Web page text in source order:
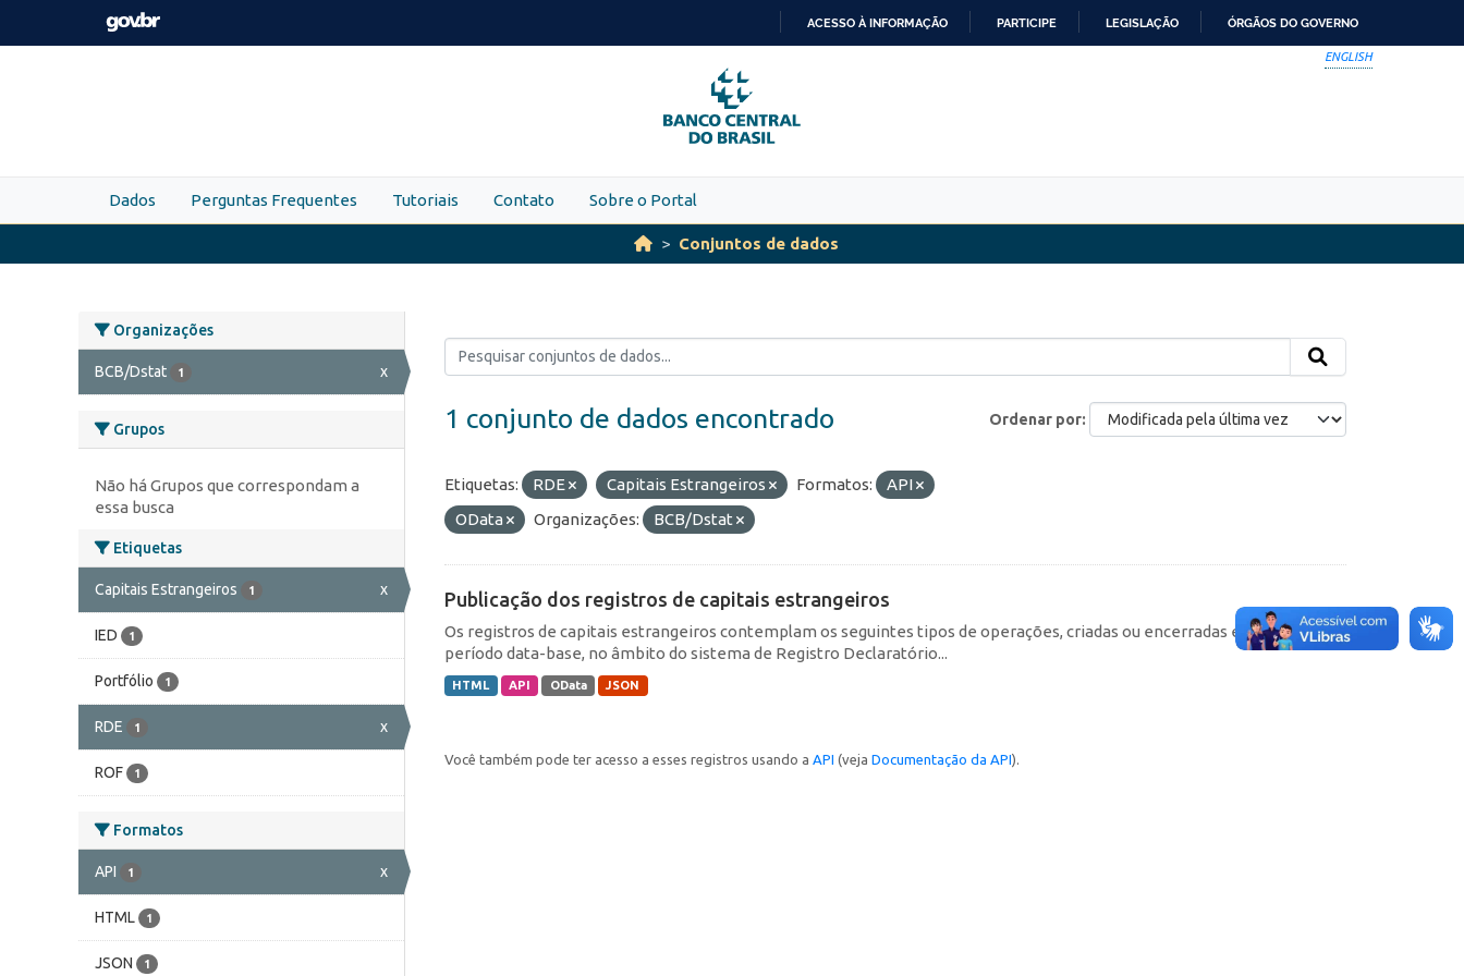
Skip to main content
PARA
O
CONTEÚDO
ACESSO À INFORMAÇÃO PARTICIPE LEGISLAÇÃO ÓRGÃOS DO GOVERNO
ENGLISH
Dados Perguntas Frequentes Tutoriais Contato Sobre o Portal
Conjuntos de dados
Organizações
BCB/Dstat 1 x
Grupos
Não há Grupos que correspondam a
essa busca
Etiquetas
Capitais Estrangeiros 1 x
IED 1
Portfólio 1
RDE 1 x
ROF 1
Formatos
API 1 x
HTML 1
JSON 1
Ordenar por
1 conjunto de dados encontrado
Etiquetas: RDE Capitais Estrangeiros Formatos:
API
OData
Organizações: BCB/Dstat
Publicação dos registros de capitais estrangeiros
Os registros de capitais estrangeiros contemplam os seguintes tipos de operações, criadas ou encerradas em cada
período data-base, no âmbito do sistema de Registro Declaratório...
HTML API OData JSON
Você também pode ter acesso a esses registros usando a API (veja Documentação da API).